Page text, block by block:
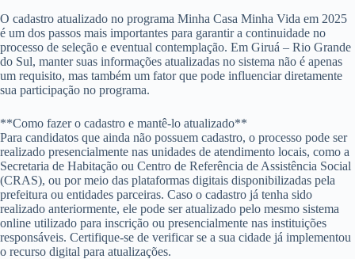
O cadastro atualizado no programa Minha Casa Minha Vida em 2025
é um dos passos mais importantes para garantir a continuidade no
processo de seleção e eventual contemplação. Em Giruá – Rio Grande
do Sul, manter suas informações atualizadas no sistema não é apenas
um requisito, mas também um fator que pode influenciar diretamente
sua participação no programa.
**Como fazer o cadastro e mantê-lo atualizado**
Para candidatos que ainda não possuem cadastro, o processo pode ser
realizado presencialmente nas unidades de atendimento locais, como a
Secretaria de Habitação ou Centro de Referência de Assistência Social
(CRAS), ou por meio das plataformas digitais disponibilizadas pela
prefeitura ou entidades parceiras. Caso o cadastro já tenha sido
realizado anteriormente, ele pode ser atualizado pelo mesmo sistema
online utilizado para inscrição ou presencialmente nas instituições
responsáveis. Certifique-se de verificar se a sua cidade já implementou
o recurso digital para atualizações.